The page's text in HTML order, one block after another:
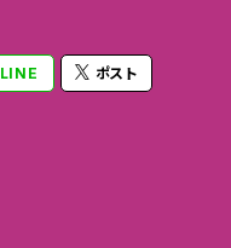
LINE ポスト